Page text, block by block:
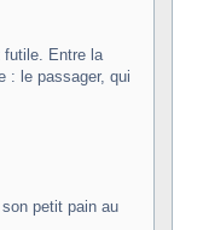
futile. Entre la
: le passager, qui
petit pain au